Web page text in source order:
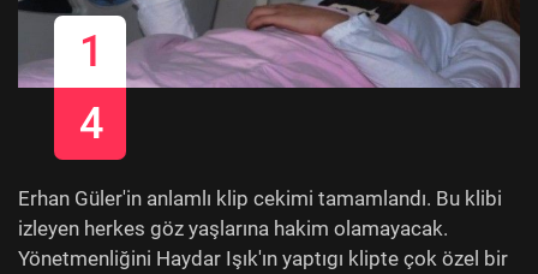
1
4
Erhan Güler'in anlamlı klip cekimi tamamlandı. Bu klibi
izleyen herkes göz yaşlarına hakim olamayacak.
Yönetmenliğini Haydar Işık'ın yaptıgı klipte çok özel bir